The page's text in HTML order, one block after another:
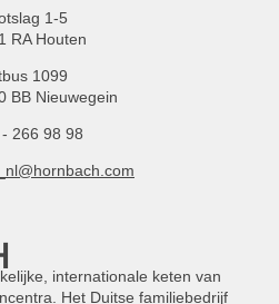
1-5
RA Houten
1099
BB Nieuwegein
266 98 98
internationale keten van
Het Duitse familiebedrijf